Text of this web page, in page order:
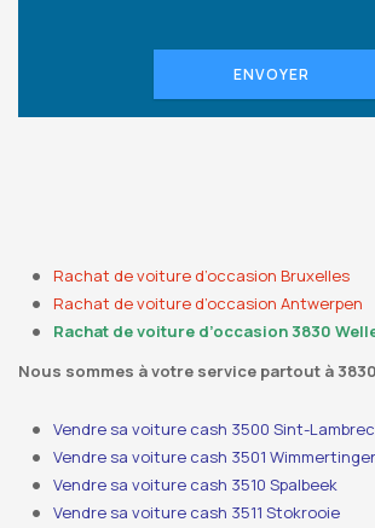
ENVOYER
Rachat de voiture d’occasion Bruxelles
Rachat de voiture d’occasion Antwerpen
Rachat de voiture d’occasion 3830
Nous sommes à votre service partout à
Vendre sa voiture cash 3500 Sint-
Vendre sa voiture cash 3501
Vendre sa voiture cash 3510 Spalbeek
Vendre sa voiture cash 3511 Stokrooie